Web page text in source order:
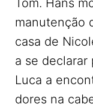
manutenção
casa de
a se declarar
Luca a
dores na